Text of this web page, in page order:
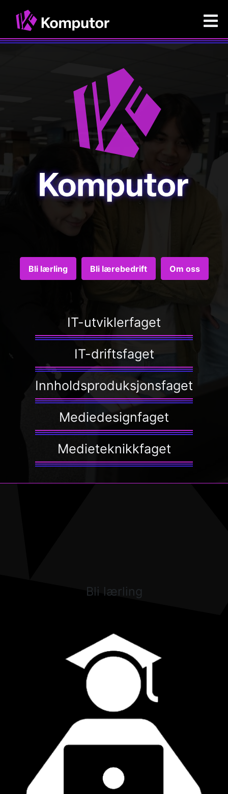
Bli lærling Bli lærebedrift Om oss
IT-utviklerfaget
IT-driftsfaget
Innholdsproduksjonsfaget
Mediedesignfaget
Medieteknikkfaget
Bli lærling